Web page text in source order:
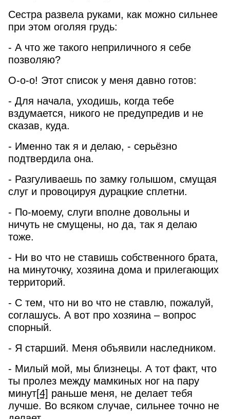
Сестра развела руками, как можно сильнее
при этом оголяя грудь:
- А что же такого неприличного я себе
позволяю?
О-о-о! Этот список у меня давно готов:
- Для начала, уходишь, когда тебе
вздумается, никого не предупредив и не
сказав, куда.
- Именно так я и делаю, - серьёзно
подтвердила она.
- Разгуливаешь по замку голышом, смущая
слуг и провоцируя дурацкие сплетни.
- По-моему, слуги вполне довольны и
ничуть не смущены, но да, так я делаю
тоже.
- Ни во что не ставишь собственного брата,
на минуточку, хозяина дома и прилегающих
территорий.
- С тем, что ни во что не ставлю, пожалуй,
соглашусь. А вот про хозяина – вопрос
спорный.
- Я старший. Меня объявили наследником.
- Милый мой, мы близнецы. А тот факт, что
ты пролез между мамкиных ног на пару
минут[4] раньше меня, не делает тебя
лучше. Во всяком случае, сильнее точно не